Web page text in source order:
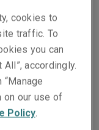
Krieg und
sind führend
cookies to
traffic. To
you can
All”, accordingly.
on our use of
Policy.